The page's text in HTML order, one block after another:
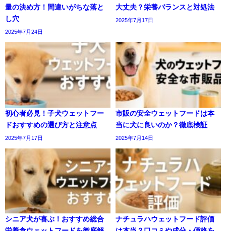
量の決め方！間違いがちな落と
し穴
2025年7月24日
大丈夫？栄養バランスと対処法
2025年7月17日
初心者必見！子犬ウェットフー
ドおすすめの選び方と注意点
2025年7月17日
市販の安全ウェットフードは本
当に犬に良いのか？徹底検証
2025年7月14日
シニア犬が喜ぶ！おすすめ総合
ナチュラハウェットフード評価